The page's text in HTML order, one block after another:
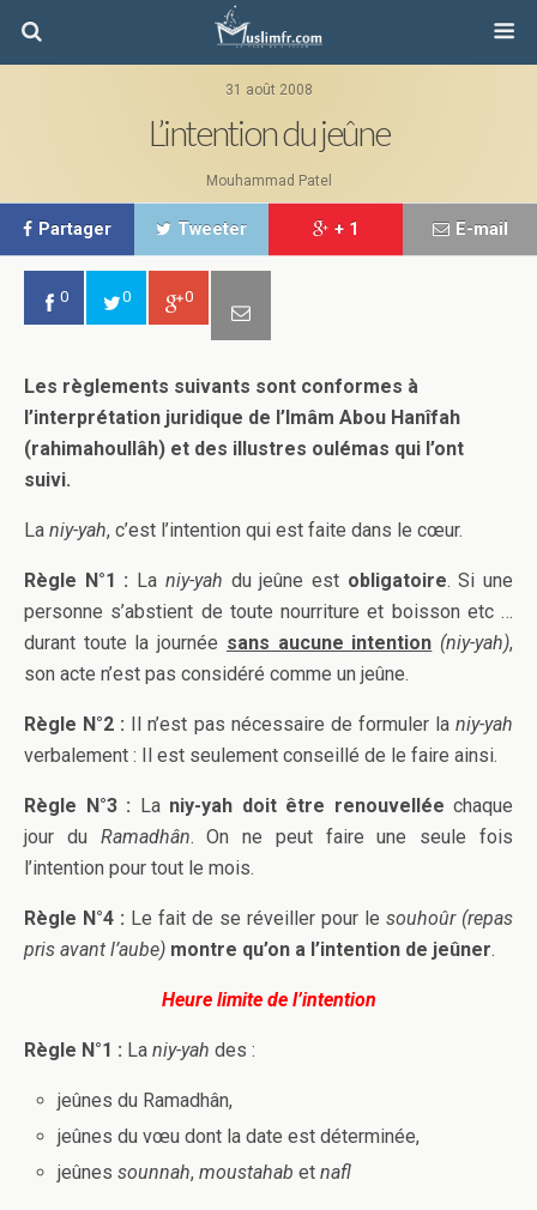
31 août 2008
L’intention du jeûne
Mouhammad Patel
Partager Tweeter + 1 E-mail
0 0 0
Les règlements suivants sont conformes à
l’interprétation juridique de l’Imâm Abou Hanîfah
(rahimahoullâh) et des illustres oulémas qui l’ont
suivi.
La niy-yah, c’est l’intention qui est faite dans le cœur.
Règle N°1 : La niy-yah du jeûne est obligatoire. Si une
personne s’abstient de toute nourriture et boisson etc …
durant toute la journée sans aucune intention (niy-yah),
son acte n’est pas considéré comme un jeûne.
Règle N°2 : Il n’est pas nécessaire de formuler laniy-yah
verbalement : Il est seulement conseillé de le faire ainsi.
Règle N°3 : La niy-yah doit être renouvellée chaque
jour du Ramadhân. On ne peut faire une seule fois
l’intention pour tout le mois.
Règle N°4 : Le fait de se réveiller pour le souhoûr (repas
pris avant l’aube) montre qu’on a l’intention de jeûner.
Heure limite de l’intention
Règle N°1 : La niy-yah des :
jeûnes du Ramadhân,
jeûnes du vœu dont la date est déterminée,
jeûnessounnah,moustahab etnafl